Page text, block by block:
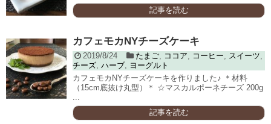
記事を読む
カフェモカNYチーズケーキ
2019/8/24 たまご, ココア コーヒー スイーツ
チーズ ハーブ
ヨーグルト
カフェモカNYチーズケーキを作りました♪ ＊材料
（15cm底抜け丸型）＊ ☆マスカルポーネチーズ 200g
記事を読む